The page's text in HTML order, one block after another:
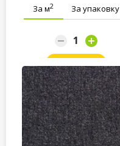
За м2 За упаковку